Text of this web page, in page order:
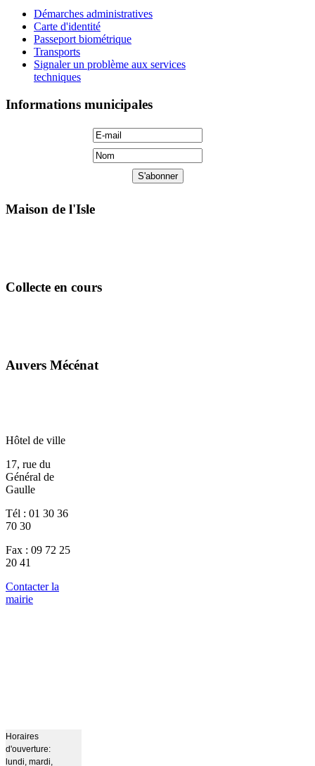
Démarches administratives
Carte d'identité
Passeport biométrique
Transports
Signaler un problème aux services
techniques
Informations municipales
Maison de l'Isle
Collecte en cours
Auvers Mécénat
Hôtel de ville
17, rue du
Général de
Gaulle
Tél : 01 30 36
70 30
Fax : 09 72 25
20 41
Contacter la
mairie
Horaires
d'ouverture:
lundi, mardi,